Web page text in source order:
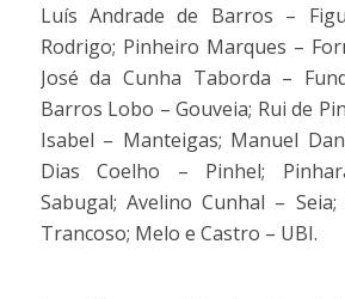
Luís Andrade de Barros –
Rodrigo; Pinheiro Marques –
José da Cunha Taborda –
Barros Lobo – Gouveia; Rui de
Isabel – Manteigas; Manuel
Dias Coelho – Pinhel;
Sabugal; Avelino Cunhal –
Trancoso; Melo e Castro – UBI.